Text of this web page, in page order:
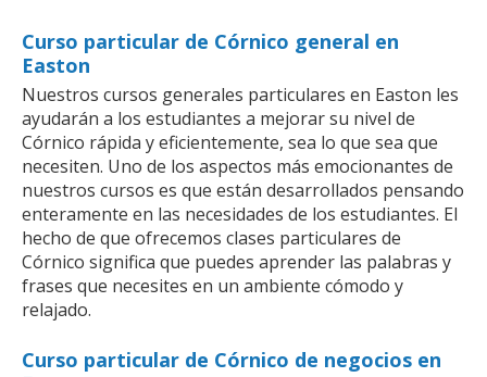
Curso particular de Córnico general en
Easton
Nuestros cursos generales particulares en Easton les
ayudarán a los estudiantes a mejorar su nivel de
Córnico rápida y eficientemente, sea lo que sea que
necesiten. Uno de los aspectos más emocionantes de
nuestros cursos es que están desarrollados pensando
enteramente en las necesidades de los estudiantes. El
hecho de que ofrecemos clases particulares de
Córnico significa que puedes aprender las palabras y
frases que necesites en un ambiente cómodo y
relajado.
Curso particular de Córnico de negocios en